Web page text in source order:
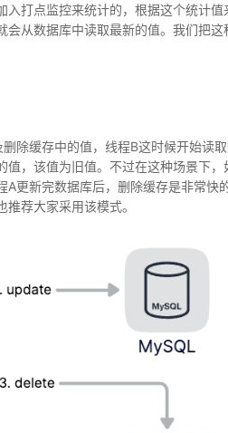
打点监控来统计的，根据这个统计
从数据库中读取最新的值。我们把
除缓存中的值，线程B这时候开始读
，该值为旧值。不过在这种场景下
更新完数据库后，删除缓存是非常快
荐大家采用该模式。